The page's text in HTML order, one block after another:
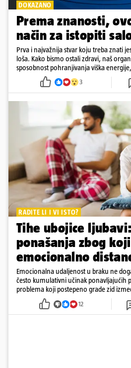
DOKAZANO
Prema znanosti,
način za istopiti
Prva i najvažnija stvar koju treba znati
loša. Kako bismo ostali zdravi, naš
sposobnost pohranjivanja viška
3
RADITE LI I VI ISTO?
Tihe ubojice
ponašanja zbog
emocionalno
Emocionalna udaljenost u braku ne
često kumulativni učinak ponavljajućih
problema koji postepeno grade zid
12